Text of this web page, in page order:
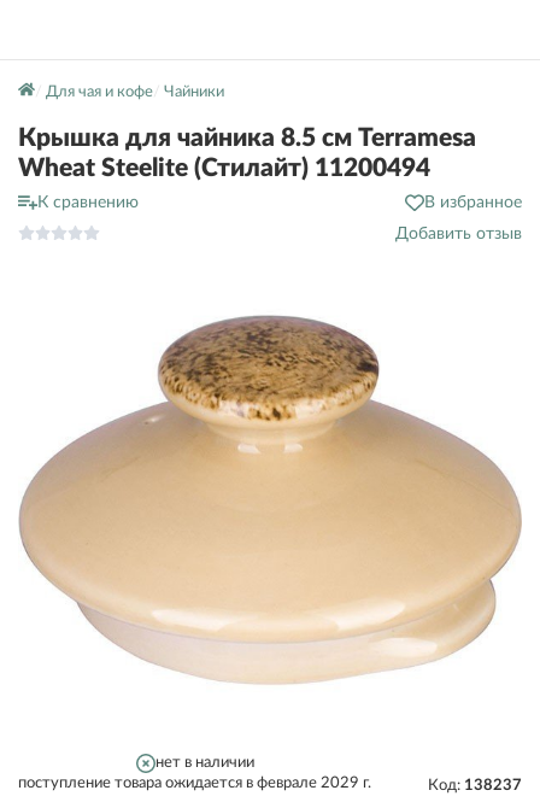
Для чая и кофе Чайники
Крышка для чайника 8.5 см Terramesa
Wheat Steelite (Стилайт) 11200494
К сравнению
В избранное
Добавить отзыв
нет в наличии
поступление товара ожидается в феврале 2029 г.
Код: 138237